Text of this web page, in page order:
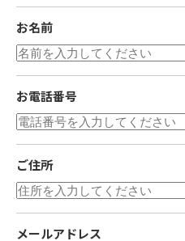
お名前
お電話番号
ご住所
メールアドレス